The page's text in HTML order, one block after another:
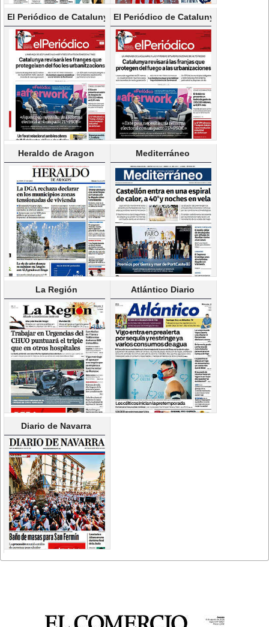
El Periódico de Catalunya(Català)El Periódico de Catalunya(Castellano)
Heraldo de Aragon Mediterráneo
La Región Atlántico Diario
Diario de Navarra